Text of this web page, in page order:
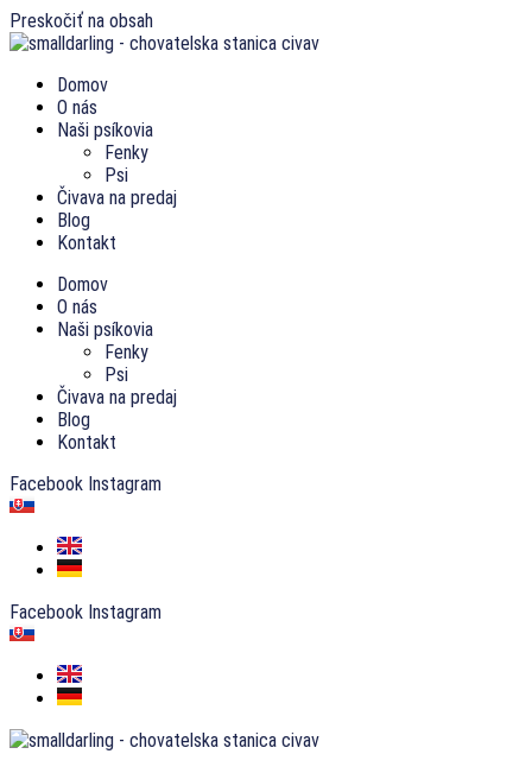
Preskočiť na obsah
Domov
O nás
Naši psíkovia
Fenky
Psi
Čivava na predaj
Blog
Kontakt
Domov
O nás
Naši psíkovia
Fenky
Psi
Čivava na predaj
Blog
Kontakt
Facebook Instagram
Facebook Instagram